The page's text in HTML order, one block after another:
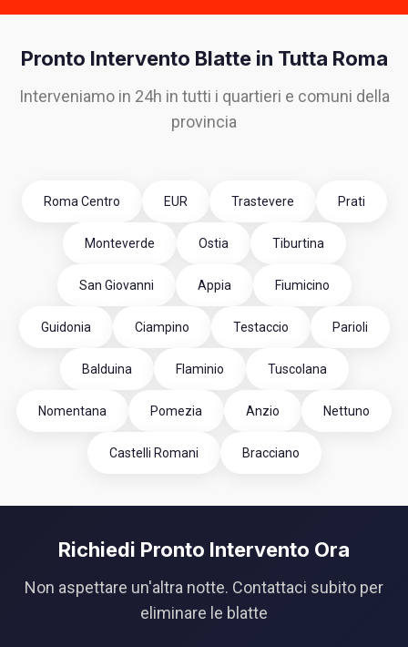
Pronto Intervento Blatte in Tutta Roma
Interveniamo in 24h in tutti i quartieri e comuni della
provincia
Roma Centro EUR Trastevere Prati
Monteverde Ostia Tiburtina
San Giovanni Appia Fiumicino
Guidonia Ciampino Testaccio Parioli
Balduina Flaminio Tuscolana
Nomentana Pomezia Anzio Nettuno
Castelli Romani Bracciano
Richiedi Pronto Intervento Ora
Non aspettare un'altra notte. Contattaci subito per
eliminare le blatte